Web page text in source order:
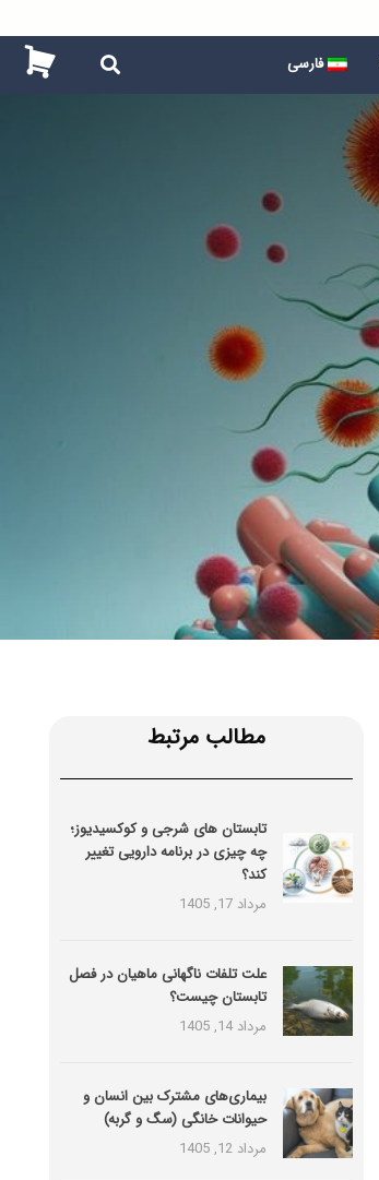
فارسی
مطالب مرتبط
تابستان های شرجی و کوکسیدیوز؛
چه چیزی در برنامه دارویی تغییر
کند؟
مرداد 17, 1405
علت تلفات ناگهانی ماهیان در فصل
تابستان چیست؟
مرداد 14, 1405
بیماری‌های مشترک بین انسان و
حیوانات خانگی (سگ و گربه)
مرداد 12, 1405